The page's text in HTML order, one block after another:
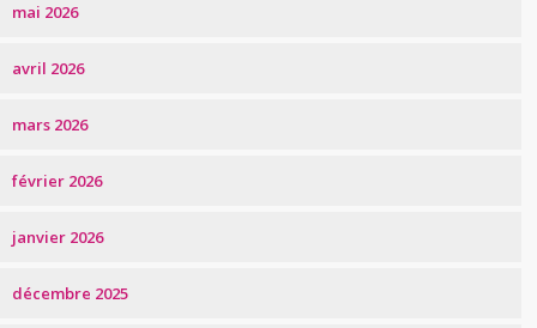
mai 2026
avril 2026
mars 2026
février 2026
janvier 2026
décembre 2025